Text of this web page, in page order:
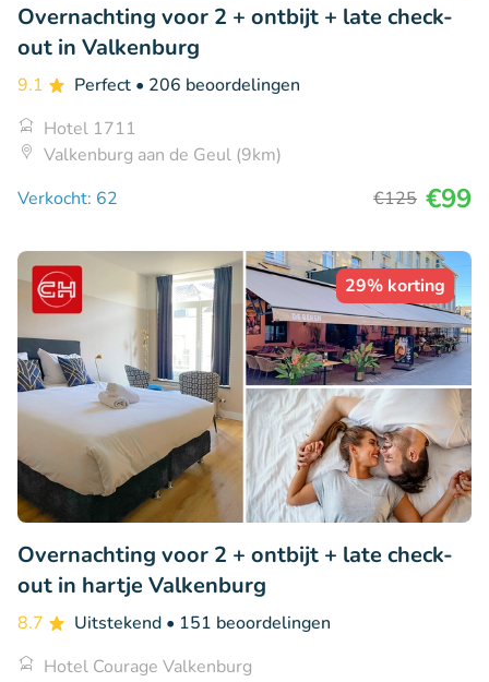
Overnachting voor 2 + ontbijt + late check-
out in Valkenburg
9.1 Perfect • 206 beoordelingen
Hotel 1711
Valkenburg aan de Geul (9km)
Verkocht: 62
€125 €99
29% korting
Overnachting voor 2 + ontbijt + late check-
out in hartje Valkenburg
8.7 Uitstekend • 151 beoordelingen
Hotel Courage Valkenburg